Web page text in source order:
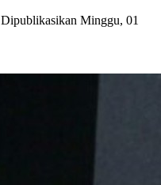
Dipublikasikan Minggu, 01